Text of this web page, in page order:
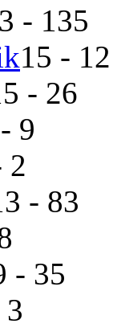
- 135
15 -
- 26
9
2
- 83
- 35